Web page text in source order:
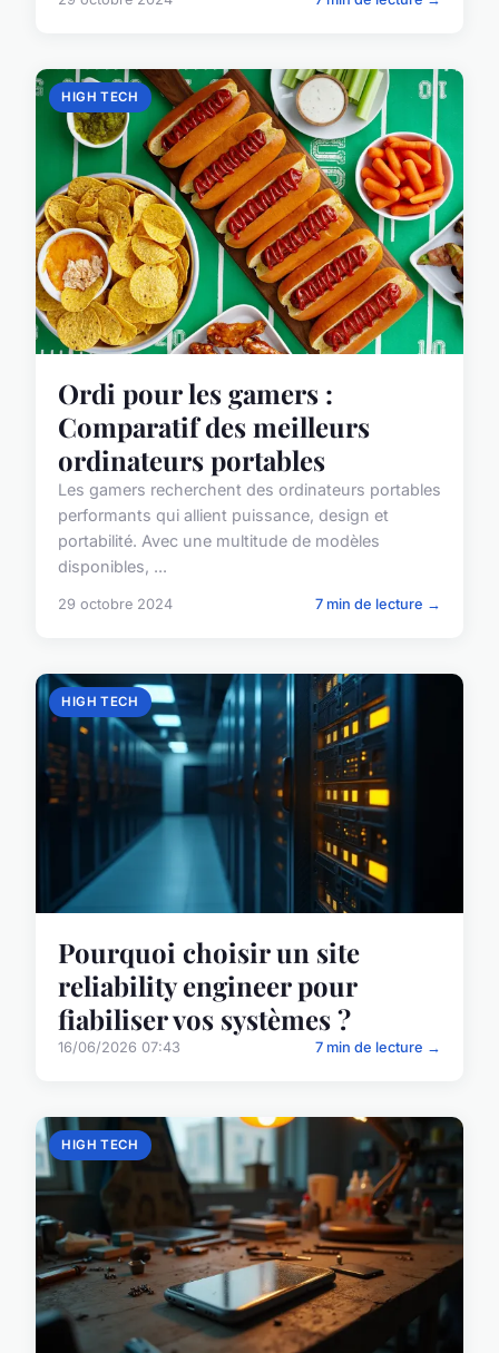
HIGH TECH
Ordi pour les gamers :
Comparatif des meilleurs
ordinateurs portables
Les gamers recherchent des ordinateurs portables
performants qui allient puissance, design et
portabilité. Avec une multitude de modèles
disponibles, ...
29 octobre 2024 7 min de lecture →
HIGH TECH
Pourquoi choisir un site
reliability engineer pour
fiabiliser vos systèmes ?
16/06/2026 07:43 7 min de lecture →
HIGH TECH